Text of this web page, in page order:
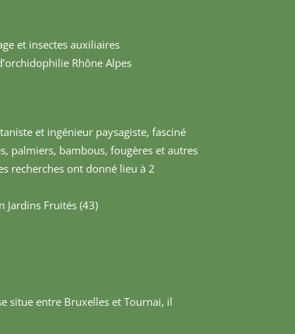
et insectes auxiliaires
Rhône Alpes
et ingénieur paysagiste, fasciné
palmiers, bambous, fougères et autres
recherches ont donné lieu à 2
Jardins Fruités (43)
situe entre Bruxelles et Tournai, il